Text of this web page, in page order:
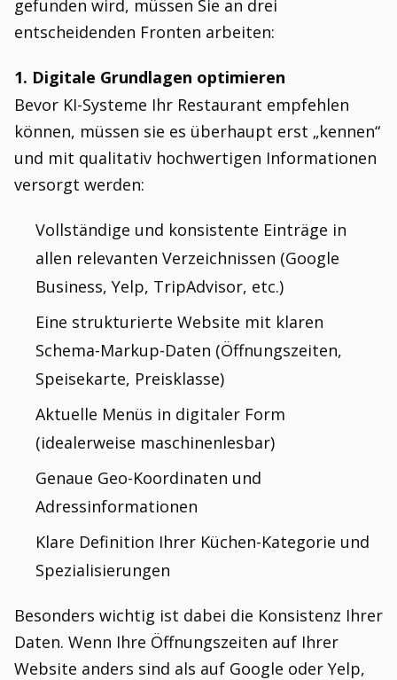
gefunden wird, müssen Sie an drei
entscheidenden Fronten arbeiten:
1. Digitale Grundlagen optimieren
Bevor KI-Systeme Ihr Restaurant empfehlen
können, müssen sie es überhaupt erst „kennen“
und mit qualitativ hochwertigen Informationen
versorgt werden:
Vollständige und konsistente Einträge in
allen relevanten Verzeichnissen (Google
Business, Yelp, TripAdvisor, etc.)
Eine strukturierte Website mit klaren
Schema-Markup-Daten (Öffnungszeiten,
Speisekarte, Preisklasse)
Aktuelle Menüs in digitaler Form
(idealerweise maschinenlesbar)
Genaue Geo-Koordinaten und
Adressinformationen
Klare Definition Ihrer Küchen-Kategorie und
Spezialisierungen
Besonders wichtig ist dabei die Konsistenz Ihrer
Daten. Wenn Ihre Öffnungszeiten auf Ihrer
Website anders sind als auf Google oder Yelp,